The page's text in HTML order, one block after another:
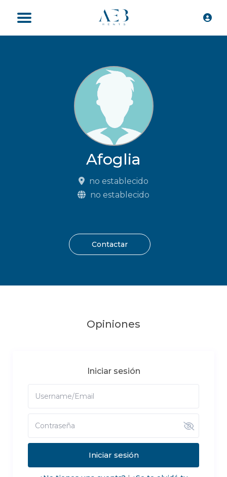
Afoglia
no establecido
no establecido
Contactar
Opiniones
Iniciar sesión
Iniciar sesión